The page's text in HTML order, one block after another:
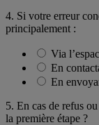
4. Si votre erreur
principalement :
Via
En
En
5. En cas de refus
la première étape ?